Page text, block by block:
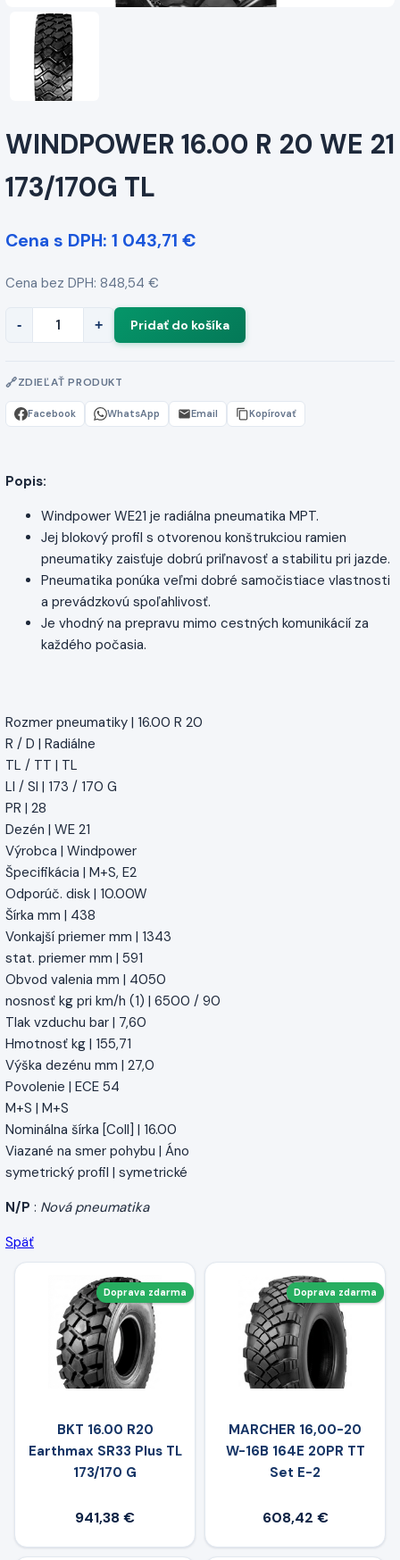
WINDPOWER 16.00 R 20 WE 21
173/170G TL
Cena s DPH: 1 043,71 €
Cena bez DPH: 848,54 €
- +
ZDIEĽAŤ PRODUKT
Facebook WhatsApp Email Kopírovať
Popis:
Windpower WE21 je radiálna pneumatika MPT.
Jej blokový profil s otvorenou konštrukciou ramien
pneumatiky zaisťuje dobrú priľnavosť a stabilitu pri jazde.
Pneumatika ponúka veľmi dobré samočistiace vlastnosti
a prevádzkovú spoľahlivosť.
Je vhodný na prepravu mimo cestných komunikácií za
každého počasia.
Rozmer pneumatiky | 16.00 R 20
R / D | Radiálne
TL / TT | TL
LI / SI | 173 / 170 G
PR | 28
Dezén | WE 21
Výrobca | Windpower
Špecifikácia | M+S, E2
Odporúč. disk | 10.00W
Šírka mm | 438
Vonkajší priemer mm | 1343
stat. priemer mm | 591
Obvod valenia mm | 4050
nosnosť kg pri km/h (1) | 6500 / 90
Tlak vzduchu bar | 7,60
Hmotnosť kg | 155,71
Výška dezénu mm | 27,0
Povolenie | ECE 54
M+S | M+S
Nominálna šírka [Coll] | 16.00
Viazané na smer pohybu | Áno
symetrický profil | symetrické
N/P : Nová pneumatika
Späť
Doprava zdarma
BKT 16.00 R20
Earthmax SR33 Plus TL
173/170 G
941,38 €
Doprava zdarma
MARCHER 16,00-20
W-16B 164E 20PR TT
Set E-2
608,42 €